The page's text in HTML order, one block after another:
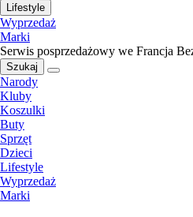
Lifestyle
Wyprzedaż
Marki
Serwis posprzedażowy we Francja
Szukaj
Narody
Kluby
Koszulki
Buty
Sprzęt
Dzieci
Lifestyle
Wyprzedaż
Marki